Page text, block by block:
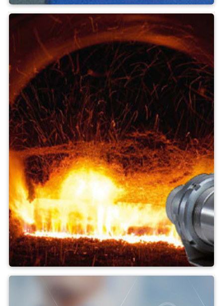
extruder
Förbränningsanläggning